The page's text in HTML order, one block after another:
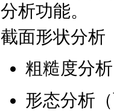
分析功能。
截面形状分析
粗糙度分析
形态分析